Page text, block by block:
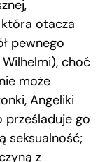
otacza
pewnego
choć
może
Angeliki
prześladuje go
seksualność;
z